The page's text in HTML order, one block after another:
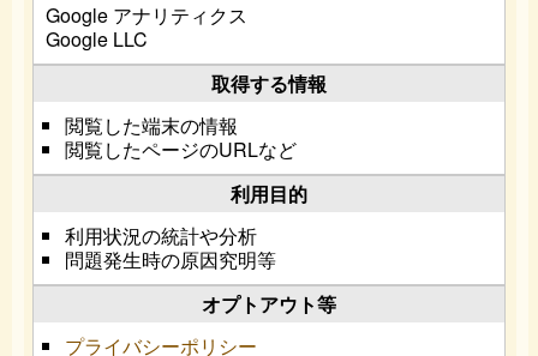
Google アナリティクス
Google LLC
閲覧した端末の情報
閲覧したページのURLなど
利用状況の統計や分析
問題発生時の原因究明等
プライバシーポリシー